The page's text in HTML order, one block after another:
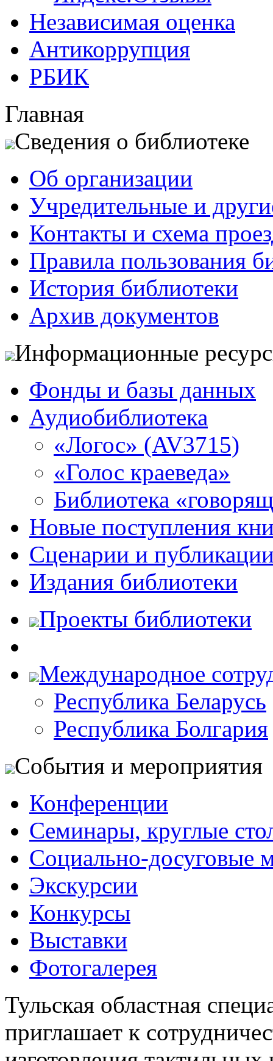
Независимая оценка
Антикоррупция
РБИК
Главная
Сведения о библиотеке
Об организации
Учредительные и
Контакты и схема
Правила пользования
История библиотеки
Архив документов
Информационные
Фонды и базы данных
Аудиобиблиотека
«Логос» (AV3715)
«Голос краеведа»
Библиотека
Новые поступления
Сценарии и
Издания библиотеки
Проекты библиотеки
Международное
Республика Беларусь
Республика Болгария
События и мероприятия
Конференции
Семинары, круглые
Социально-досуговые
Экскурсии
Конкурсы
Выставки
Фотогалерея
Тульская областная
приглашает к